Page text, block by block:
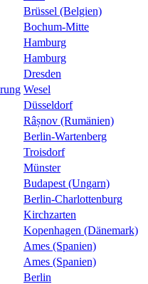
Brüssel (Belgien)
Bochum-Mitte
Hamburg
Hamburg
Dresden
Wesel
Düsseldorf
Râșnov (Rumänien)
Berlin-Wartenberg
Troisdorf
Münster
Budapest (Ungarn)
Berlin-Charlottenburg
Kirchzarten
Kopenhagen (Dänemark)
Ames (Spanien)
Ames (Spanien)
Berlin